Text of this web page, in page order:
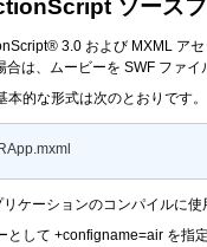
ソース
3.0 および MXML ア
は、ムービーを SWF ファ
的な形式は次のとおりです。
ケーションのコンパイルに
として +configname=air を指